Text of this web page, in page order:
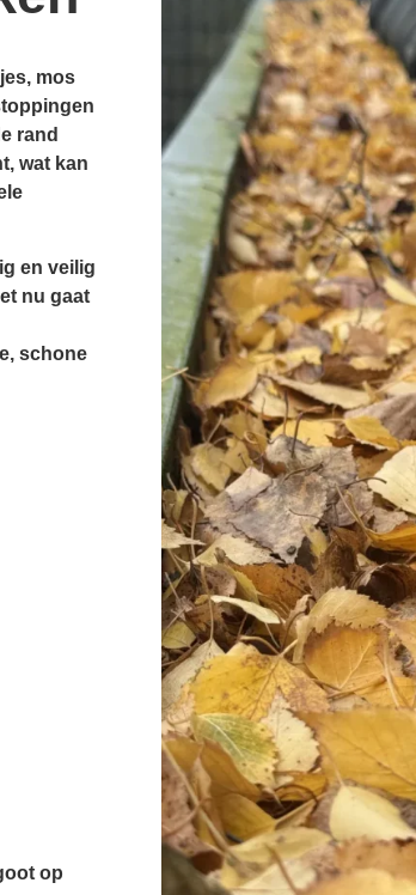
mos
rand
wat kan
en veilig
nu gaat
schone
op